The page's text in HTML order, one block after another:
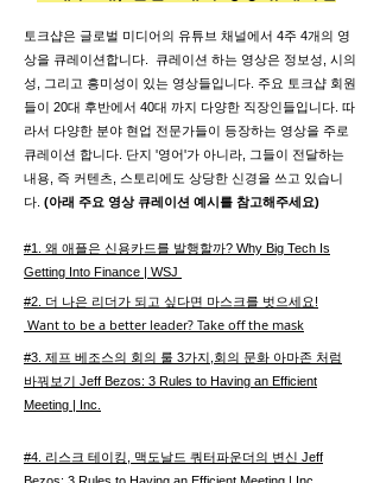
​토크샵은 글로벌 미디어의 유튜브 채널에서 4주 4개의 영
상을 큐레이션합니다. 큐레이션 하는 영상은 정보성, 시의
성, 그리고 흥미성이 있는 영상들입니다. 주요 토크샵 회원
들이 20대 후반에서 40대 까지 다양한 직장인들입니다. 따
라서 다양한 분야 현업 전문가들이 등장하는 영상을 주로
큐레이션 합니다. 단지 '영어'가 아니라, 그들이 전달하는
내용, 즉 커텐츠, 스토리에도 상당한 신경을 쓰고 있습니
다. (아래 주요 영상 큐레이션 예시를 참고해주세요)
#1. 왜 애플은 신용카드를 발행할까? Why Big Tech Is
Getting Into Finance | WSJ
#2. 더 나은 리더가 되고 싶다면 마스크를 벗으세요!
Want to be a better leader? Take off the mask
#3. 제프 베조스의 회의 룰 3가지,회의 문화 아마존 처럼
바꿔보기 Jeff Bezos: 3 Rules to Having an Efficient
Meeting | Inc.
#4. 리스크 테이킹, 맥도날드 쿼터파운더의 변신 Jeff